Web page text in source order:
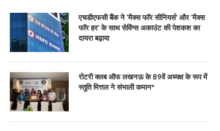
एचडीएफसी बैंक ने ‘मैक्स फॉर सीनियर्स’ और ‘मैक्स
फॉर हर’ के साथ सेविंग्स अकाउंट की पेशकश का
दायरा बढ़ाया
रोटरी क्लब ऑफ लखनऊ के 89वें अध्यक्ष के रूप में
स्तुति मित्तल ने संभाली कमान*